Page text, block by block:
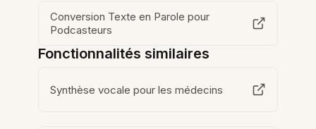
Conversion Texte en Parole pour
Podcasteurs
Fonctionnalités similaires
Synthèse vocale pour les médecins